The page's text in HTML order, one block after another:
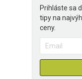
Prihláste sa
tipy na
ceny.